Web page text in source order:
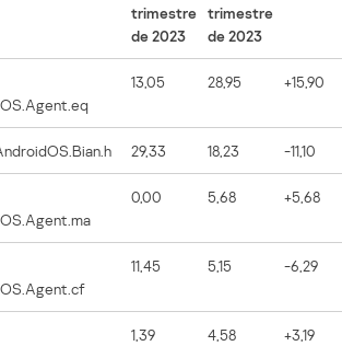
trimestre
de 2023
trimestre
de 2023
13,05 28,95 +15,90
29,33 18,23 -11,10
0,00 5,68 +5,68
11,45 5,15 -6,29
1,39 4,58 +3,19